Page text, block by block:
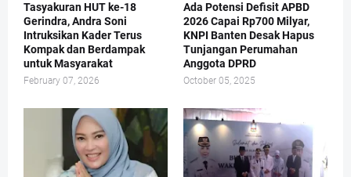
Tasyakuran HUT ke-18
Gerindra, Andra Soni
Intruksikan Kader Terus
Kompak dan Berdampak
untuk Masyarakat
February 07, 2026
Ada Potensi Defisit APBD
2026 Capai Rp700 Milyar,
KNPI Banten Desak Hapus
Tunjangan Perumahan
Anggota DPRD
October 05, 2025